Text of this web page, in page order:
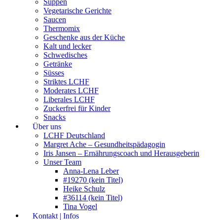
Vegetarische Gerichte
Saucen
Thermomix
Geschenke aus der Küche
Kalt und lecker
Schwedisches
Getränke
Süsses
Striktes LCHF
Moderates LCHF
Liberales LCHF
Zuckerfrei für Kinder
Snacks
Über uns
LCHF Deutschland
Margret Ache – Gesundheitspädagogin
Iris Jansen – Ernährungscoach und Herausgeberin
Unser Team
Anna-Lena Leber
#19270 (kein Titel)
Heike Schulz
#36114 (kein Titel)
Tina Vogel
Kontakt | Infos